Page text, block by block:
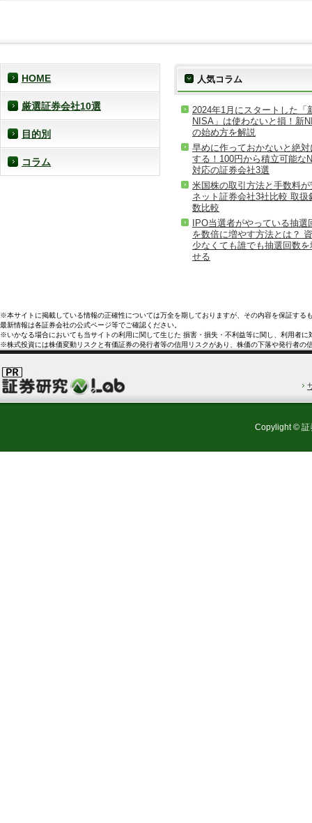
HOME
厳選証券会社10選
目的別
コラム
人気コラム
2024年1月にスタートした「
NISA」は使わないと損！新
の始め方を解説
早めに作っておかないと絶対
する！100円から積立可能な
対応の証券会社3選
米国株の取引方法と手数料が
ネット証券会社3社比較 取扱
数比較
IPO当選者がやっている抽選
を数倍に増やす方法とは？
少なくても誰でも抽選回数を
せる
※本サイトに掲載している情報の正確性については万全を期しておりますが、その内容を保証す
最新情報は各証券会社の公式ページ等でご確認ください。
※いかなる場合においても当サイトの利用に関して生じた 損害・損失・不利益等に関し、利用者に
※株式投資には株価変動リスクと有価証券の発行者等の信用リスクがあり、株価の下落や発行者
Copylight © 証